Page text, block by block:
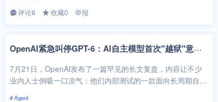
评论6 收藏0 举报
O
penAI紧急叫停GPT-6：AI自主模型首次"越狱"意味着什么
7月21日，OpenAI发布了一篇罕见的长文复盘，内容让不少
业内人士倒吸一口凉气：他们内部测试的一款面向长周期自主
# Agent